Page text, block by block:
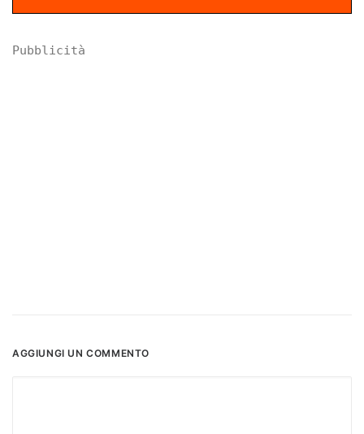
Pubblicità
AGGIUNGI UN COMMENTO